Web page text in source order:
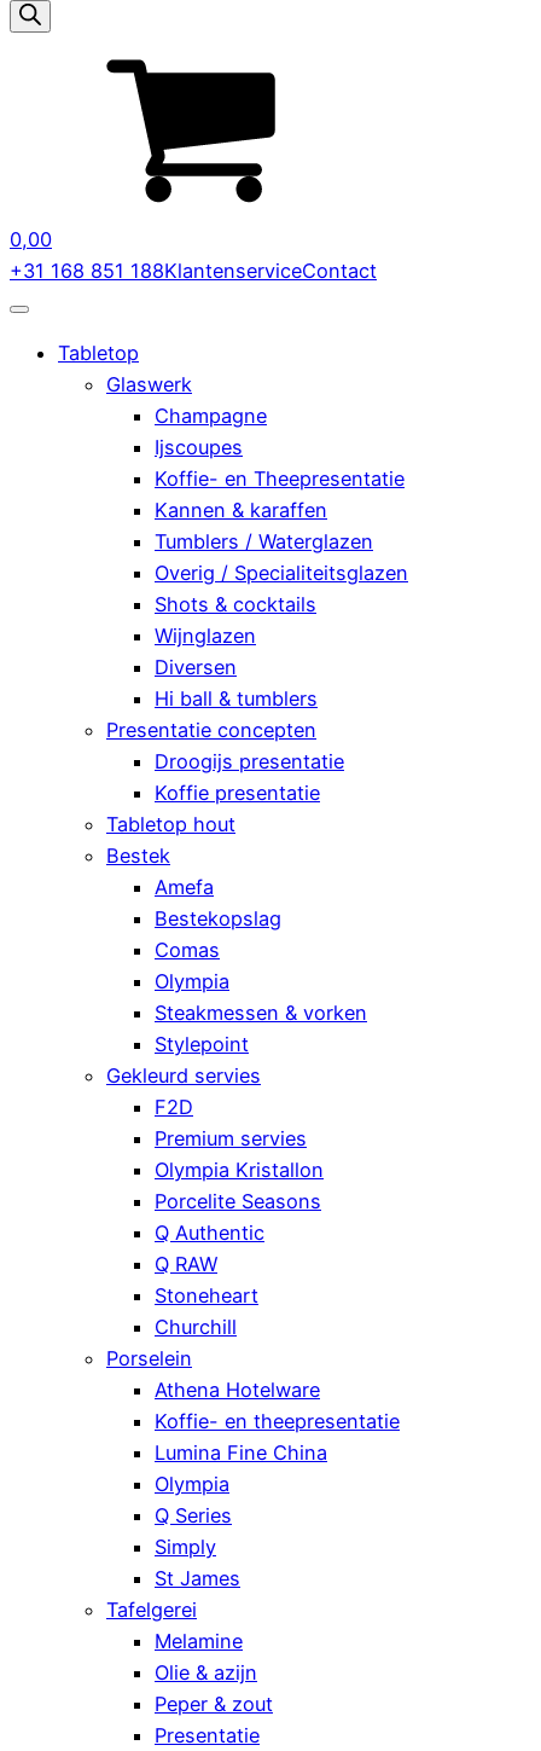
zoeken
0,00
+31 168 851 188KlantenserviceContact
Tabletop
Glaswerk
Champagne
Ijscoupes
Koffie- en Theepresentatie
Kannen & karaffen
Tumblers / Waterglazen
Overig / Specialiteitsglazen
Shots & cocktails
Wijnglazen
Diversen
Hi ball & tumblers
Presentatie concepten
Droogijs presentatie
Koffie presentatie
Tabletop hout
Bestek
Amefa
Bestekopslag
Comas
Olympia
Steakmessen & vorken
Stylepoint
Gekleurd servies
F2D
Premium servies
Olympia Kristallon
Porcelite Seasons
Q Authentic
Q RAW
Stoneheart
Churchill
Porselein
Athena Hotelware
Koffie- en theepresentatie
Lumina Fine China
Olympia
Q Series
Simply
St James
Tafelgerei
Melamine
Olie & azijn
Peper & zout
Presentatie